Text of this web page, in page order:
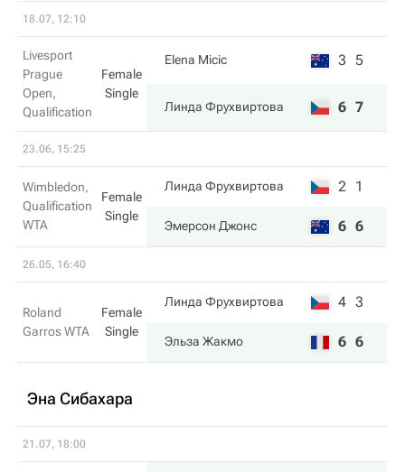
18.07, 12:10
Livesport
Prague
Open,
Qualification
Female
Single
Elena Micic 3 5
Линда Фрухвиртова 6 7
23.06, 15:25
Wimbledon,
Qualification
WTA
Female
Single
Линда Фрухвиртова 2 1
Эмерсон Джонс 6 6
26.05, 16:40
Roland
Garros WTA
Female
Single
Линда Фрухвиртова 4 3
Эльза Жакмо 6 6
Эна Сибахара
21.07, 18:00